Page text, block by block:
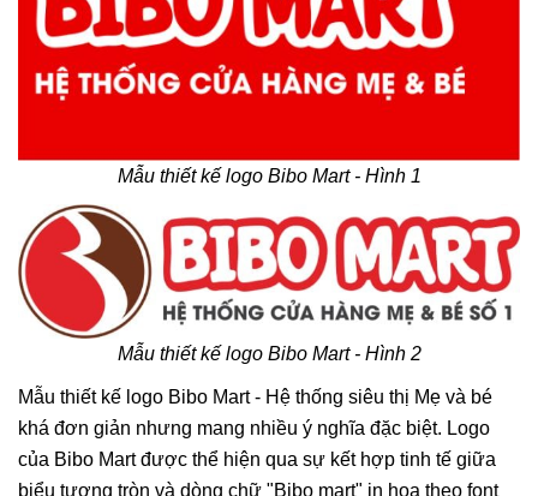
Mẫu thiết kế logo Bibo Mart - Hình 1
Mẫu thiết kế logo Bibo Mart - Hình 2
Mẫu thiết kế logo Bibo Mart - Hệ thống siêu thị Mẹ và bé
khá đơn giản nhưng mang nhiều ý nghĩa đặc biệt. Logo
của Bibo Mart được thể hiện qua sự kết hợp tinh tế giữa
biểu tượng tròn và dòng chữ "Bibo mart" in hoa theo font